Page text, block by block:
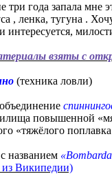
года запала мне
, ленка, тугуна .
интересуется,
взяты с
(техника ловли)
повышенной
«тяжёлого
названием
из Википедии)